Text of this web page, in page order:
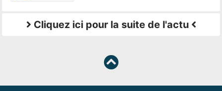
Cliquez ici pour la suite de l'actu